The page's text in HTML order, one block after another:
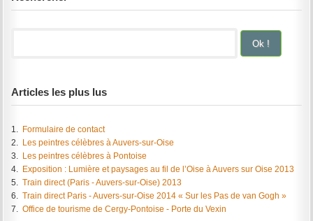
Articles les plus lus
1.
Formulaire de contact
2.
Les peintres célèbres à Auvers-sur-Oise
3.
Les peintres célèbres à Pontoise
4.
Exposition : Lumière et paysages au fil de l’Oise à Auvers sur Oise 2013
5.Train direct (Paris - Auvers-sur-Oise) 2013
6.Train direct Paris - Auvers-sur-Oise 2014 « Sur les Pas de van Gogh »
7.Office de tourisme de Cergy-Pontoise - Porte du Vexin